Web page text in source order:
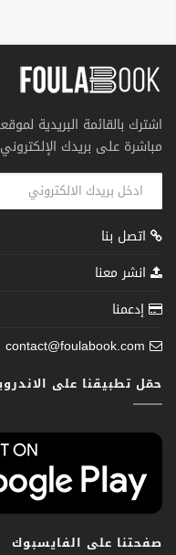
اشترك بالقائمة البريدية
مباشرة على بريدك الإلكتروني
اتصل بنا
انشر معنا
إدعمنا
contact@foulabook.com
حمّل تطبيقنا على
صفحتنا على الفايسبوك